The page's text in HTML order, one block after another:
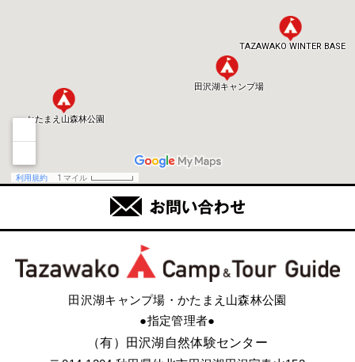
田沢湖キャンプ場・かたまえ山森林公園
●指定管理者●
（有）田沢湖自然体験センター